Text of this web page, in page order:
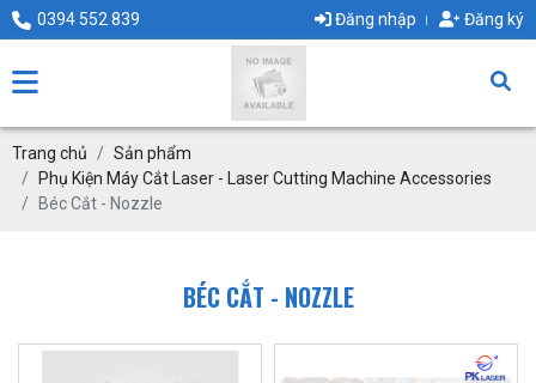
0394 552 839 Đăng nhập Đăng ký
Trang chủ
Sản phẩm
Phụ Kiện Máy Cắt Laser - Laser Cutting Machine Accessories
Béc Cắt - Nozzle
BÉC CẮT - NOZZLE